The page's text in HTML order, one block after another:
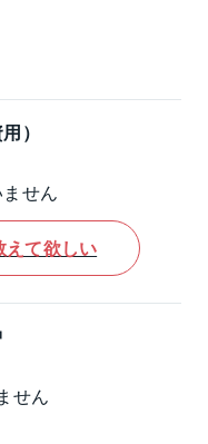
）
せん
えて欲しい
せん